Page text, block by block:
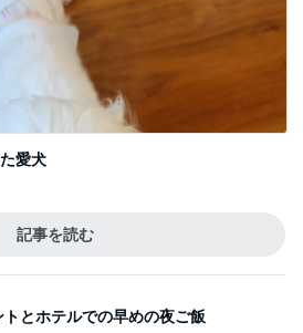
愛犬
記事を読む
トとホテルでの早めの夜ご飯